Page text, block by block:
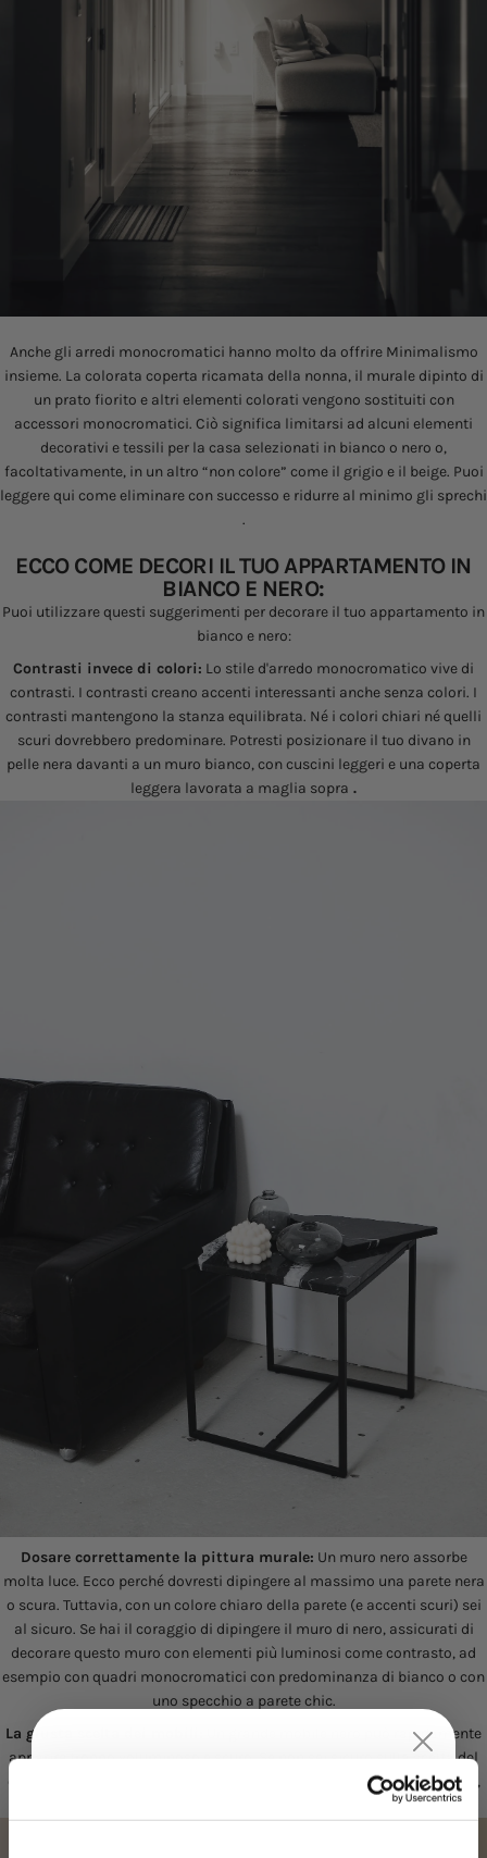
Anche gli arredi monocromatici hanno molto da offrireMinimalismo
insieme. La colorata coperta ricamata della nonna, il murale dipinto di
un prato fiorito e altri elementi colorati vengono sostituiti con
accessori monocromatici. Ciò significa limitarsi ad alcuni elementi
decorativi e tessili per la casa selezionati in bianco o nero o,
facoltativamente, in un altro “non colore” come il grigio e il beige. Puoi
leggere qui come eliminare con successo e ridurre al minimo gli sprechi
.
ECCO COME DECORI IL TUO APPARTAMENTO IN
BIANCO E NERO:
Puoi utilizzare questi suggerimenti per decorare il tuo appartamento in
bianco e nero:
Contrasti invece di colori: Lo stile d'arredo monocromatico vive di
contrasti. I contrasti creano accenti interessanti anche senza colori. I
contrasti mantengono la stanza equilibrata. Né i colori chiari né quelli
scuri dovrebbero predominare. Potresti posizionare il tuo divano in
pelle nera davanti a un muro bianco, con cuscini leggeri e una coperta
leggera lavorata a maglia sopra .
Dosare correttamente la pittura murale: Un muro nero assorbe
molta luce. Ecco perché dovresti dipingere al massimo una parete nera
o scura. Tuttavia, con un colore chiaro della parete (e accenti scuri) sei
al sicuro. Se hai il coraggio di dipingere il muro di nero, assicurati di
decorare questo muro con elementi più luminosi come contrasto, ad
esempio con quadri monocromatici con predominanza di bianco o con
uno specchio a parete chic.
La giusta scelta dei mobili:
Un grande mobile nero può rapidamente
apparire troppo voluminoso e scuro. Se non sei sicuro sulla scelta del
colore dei tuoi mobili, i colori chiari sono la scelta sicura. Ad esempio,
o un divano bianco.
Rabatt
auf deine erste